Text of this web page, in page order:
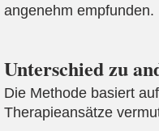
angenehm empfunden.
Unterschied zu
Die Methode basiert
Therapieansätze